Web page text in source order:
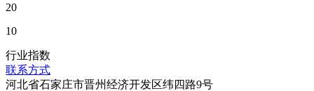
20
10
行业指数
联系方式
河北省石家庄市晋州经济开发区纬四路9号